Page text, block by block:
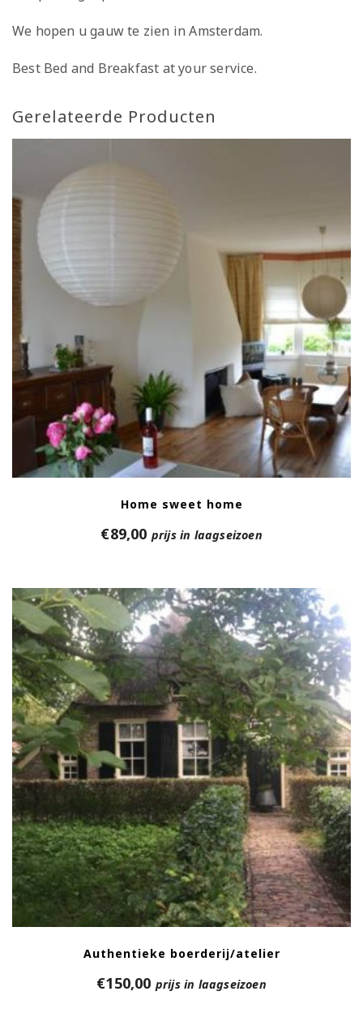
We hopen u gauw te zien in Amsterdam.
Best Bed and Breakfast at your service.
Gerelateerde Producten
Home sweet home
€89,00 prijs in laagseizoen
Authentieke boerderij/atelier
€150,00 prijs in laagseizoen